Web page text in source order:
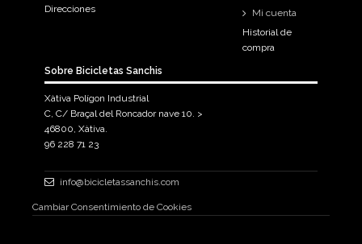
Direcciones
Mi cuenta
Historial de
compra
Sobre Bicicletas Sanchis
Xàtiva Polígon Industrial
C, C/ Braçal del Roncador nave 10. >
46800, Xàtiva.
96 228 71 23
info@bicicletassanchis.com
Cambiar Consentimiento de Cookies